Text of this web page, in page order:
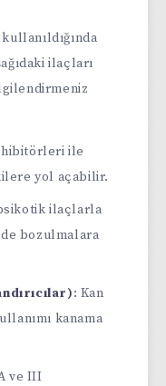
ilaçları
ile
yol açabilir.
ilaçlarla
bozulmalara
: Kan
kanama
ve III